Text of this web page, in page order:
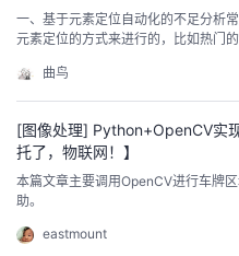
一、基于元素定位自动化的不足分析
元素定位的方式来进行的，比如热门
素定位的方式就出现了一些不足了。
来说明：下面是通过antd组件库来实
曲鸟
[图像处理] Python+OpenCV实
托了，物联网！】
本篇文章主要调用OpenCV进行车牌
助。
eastmount